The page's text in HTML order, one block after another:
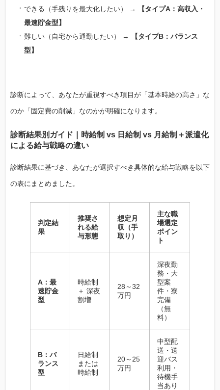
できる（手残りを最大化したい） →
【タイプA：高収入・
最速貯金型】
難しい（自宅から通勤したい） →
【タイプB：バランス
型】
診断によって、あなたが重視すべき項目が「基本時給の高さ」な
のか「固定費の削減」なのかが明確になります。
診断結果別ガイド｜時給制 vs 日給制 vs 月給制＋派遣化
による給与戦略の違い
診断結果に基づき、あなたが選択すべき具体的な給与戦略を以下
の表にまとめました。
判定結
果
推奨さ
れる給
与形態
想定月
収（手
取り）
主な職
場選定
ポイン
ト
A：最
速貯金
型
時給制
＋ 深夜
割増
28～32
万円
深夜勤
務・大
型案
件・寮
完備
（無
料）
B：バ
ランス
型
日給制
または
時給制
20～25
万円
中型配
送・送
迎バス
利用・
待機手
当あり